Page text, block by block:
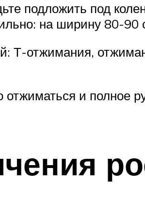
подложить под
на ширину 80-90
Т-отжимания,
и полное